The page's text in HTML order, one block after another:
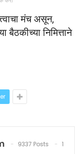
मंच असून,
बैठकीच्या निमित्ताने
9337 Posts
1